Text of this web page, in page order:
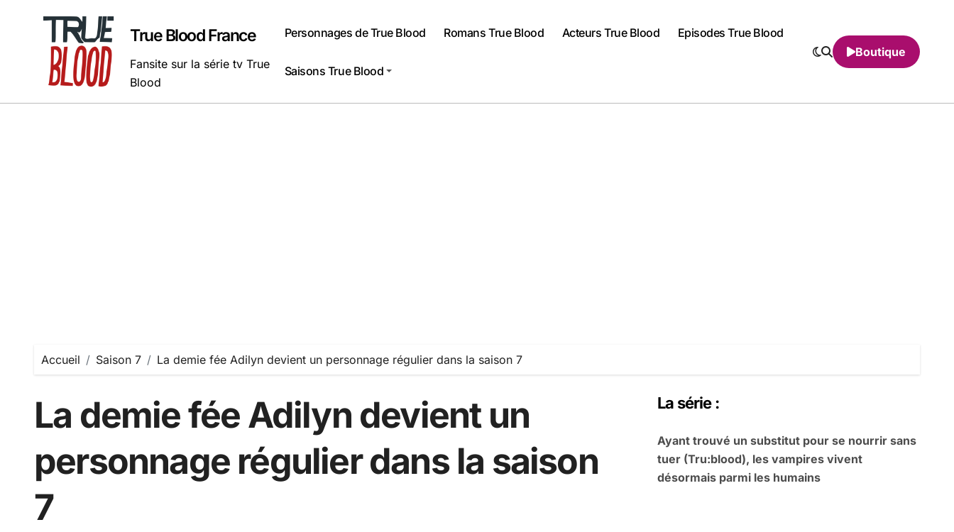
True Blood France
Fansite sur la série tv True
Blood
Personnages de True Blood Romans True Blood Acteurs True Blood Episodes True Blood
Saisons True Blood
Boutique
Accueil Saison 7 La demie fée Adilyn devient un personnage régulier dans la saison 7
La demie fée Adilyn devient un
personnage régulier dans la saison
7
La série :
Ayant trouvé un substitut pour se nourrir sans
tuer (Tru:blood), les vampires vivent
désormais parmi les humains